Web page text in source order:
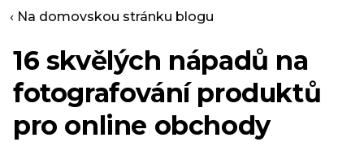
‹ Na domovskou stránku blogu
16 skvělých nápadů na
fotografování produktů
pro online obchody